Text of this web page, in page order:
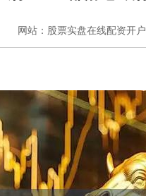
网站：股票实盘在线配资开户